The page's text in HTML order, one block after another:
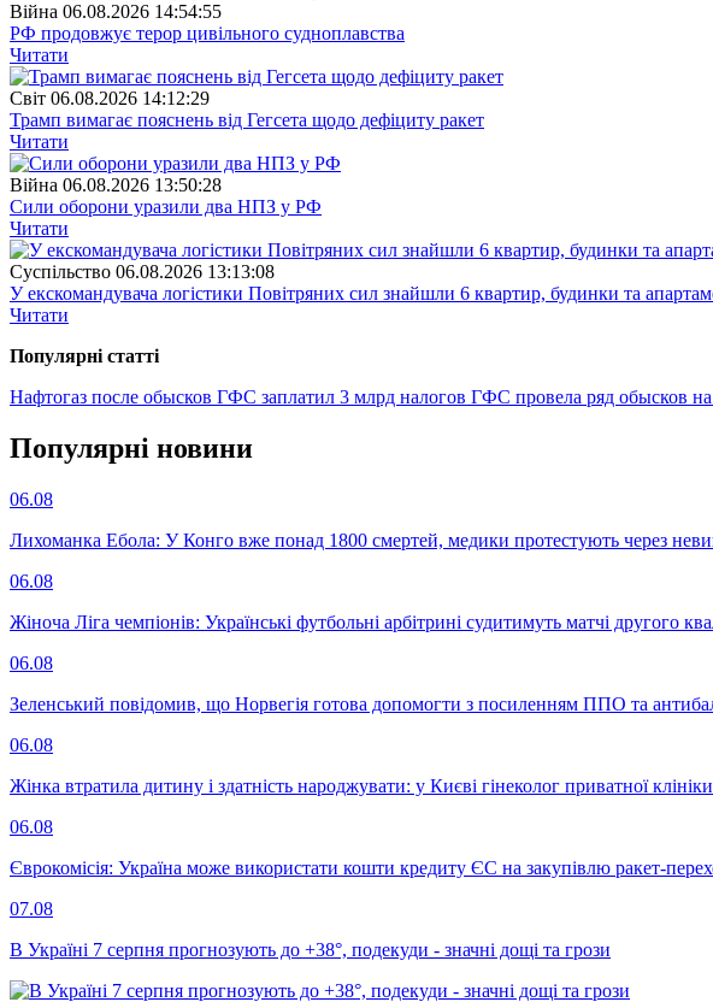
Війна 06.08.2026 14:54:55
РФ продовжує терор цивільного судноплавства
Читати
Свiт 06.08.2026 14:12:29
Трамп вимагає пояснень від Гегсета щодо дефіциту ракет
Читати
Війна 06.08.2026 13:50:28
Сили оборони уразили два НПЗ у РФ
Читати
Суспiльство 06.08.2026 13:13:08
У екскомандувача логістики Повітряних сил знайшли 6 квартир, будинки та
Читати
Популярнi статтi
Нафтогаз после обысков ГФС заплатил 3 млрд налогов ГФС провела ряд обысков
Популярнi новини
06.08
Лихоманка Ебола: У Конго вже понад 1800 смертей, медики протестують через
06.08
Жіноча Ліга чемпіонів: Українські футбольні арбітрині судитимуть матчі другого
06.08
Зеленський повідомив, що Норвегія готова допомогти з посиленням ППО та
06.08
Жінка втратила дитину і здатність народжувати: у Києві гінеколог приватної
06.08
Єврокомісія: Україна може використати кошти кредиту ЄС на закупівлю ракет-
07.08
В Україні 7 серпня прогнозують до +38°, подекуди - значні дощі та грози